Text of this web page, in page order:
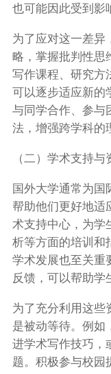
也可能因此受到影
为了应对这一差异
略，掌握批判性思
写作课程、研究方
可以逐步适应新的
与同学合作、参与
法，增强跨学科的
（二）学术支持与
国外大学通常为国
帮助他们更好地适
术支持中心，为学
析等方面的培训和
学术发展也至关重
反馈，可以帮助学
为了充分利用这些
是被动等待。例如
进学术写作技巧，
题。积极参与校园